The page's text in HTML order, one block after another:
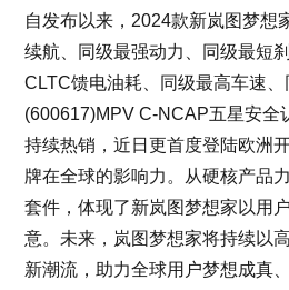
自发布以来，2024款新岚图梦想
续航、同级最强动力、同级最短
CLTC馈电油耗、同级最高车速
(600617)MPV C-NCAP五星安全
持续热销，近日更首度登陆欧洲
牌在全球的影响力。从硬核产品
套件，体现了新岚图梦想家以用
意。未来，岚图梦想家将持续以
新潮流，助力全球用户梦想成真